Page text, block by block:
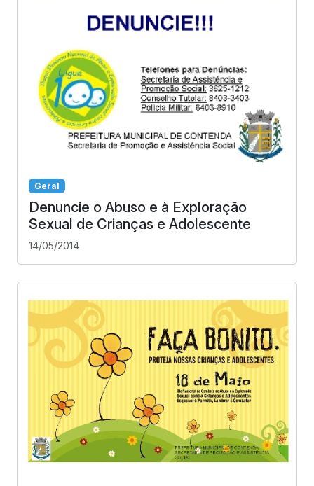
Geral
Denuncie o Abuso e à Exploração
Sexual de Crianças e Adolescente
14/05/2014